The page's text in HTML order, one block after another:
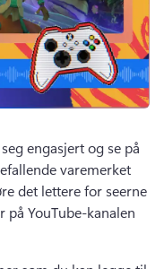
engasjert og se på
varemerket
det lettere for seerne
YouTube-kanalen